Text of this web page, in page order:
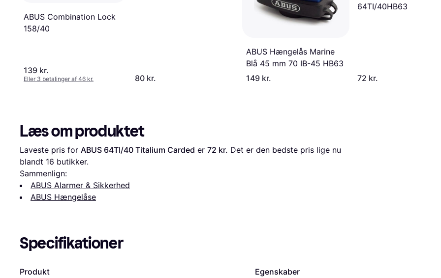
ABUS Combination Lock
158/40
139 kr.
Eller 3 betalinger af 46 kr. 80 kr.
ABUS Hængelås Marine
Blå 45 mm 70 IB-45 HB63
149 kr.
64TI/40HB63
72 kr.
Læs om produktet
Laveste pris for ABUS 64TI/40 Titalium Carded er 72 kr. Det er den bedste pris lige nu
blandt 16 butikker.
Sammenlign:
ABUS Alarmer & Sikkerhed
ABUS Hængelåse
Specifikationer
Produkt Egenskaber